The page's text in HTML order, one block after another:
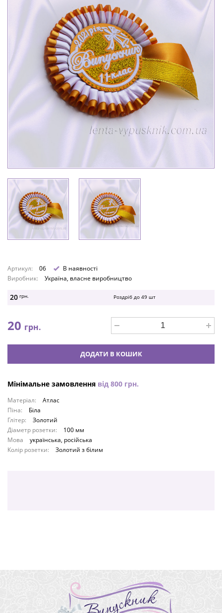
Артикул: 06
В наявності
Виробник:
Україна, власне виробництво
20 грн. Роздріб до 49 шт
20 грн.
ДОДАТИ В КОШИК
Мінімальне замовлення від 800 грн.
Матеріал:
Атлас
Піна:
Біла
Глітер:
Золотий
Діаметр розетки:
100 мм
Мова
українська, російська
Колір розетки:
Золотий з білим